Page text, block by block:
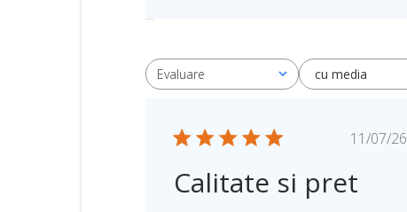
Evaluare
Toate evaluările cu media
D
11/07/26
Calitate si pret